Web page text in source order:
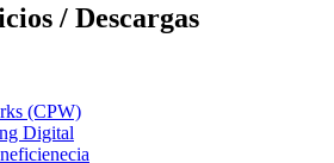
/ Descargas
(CPW)
Digital